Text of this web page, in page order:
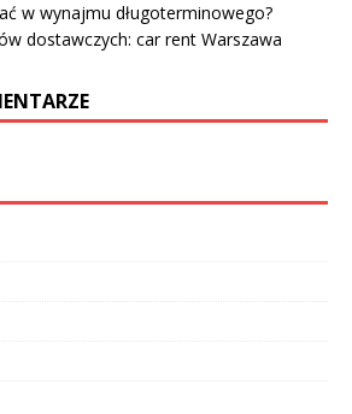
w wynajmu długoterminowego?
dostawczych: car rent Warszawa